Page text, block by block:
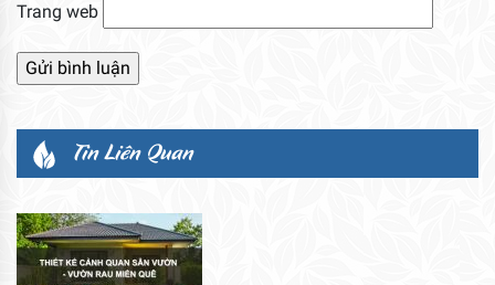
Trang web
Tin Liên Quan